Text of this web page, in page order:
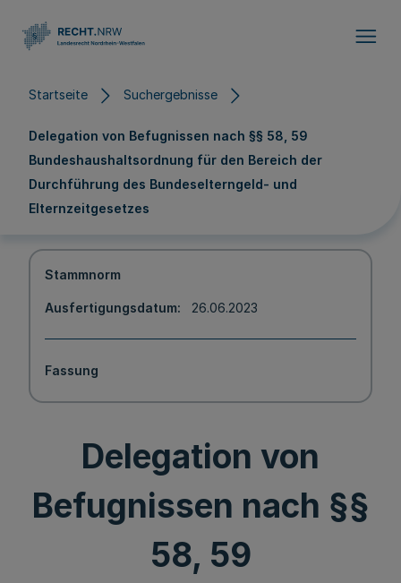
Startseite Suchergebnisse
Delegation von Befugnissen nach §§ 58, 59
Bundeshaushaltsordnung für den Bereich der
Durchführung des Bundeselterngeld- und
Elternzeitgesetzes
Stammnorm
Ausfertigungsdatum 26.06.2023
Fassung
Delegation von
Befugnissen nach §§
58, 59